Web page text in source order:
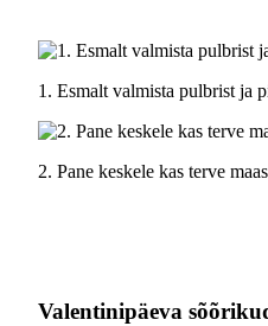
1. Esmalt valmista pulbrist ja
2. Pane keskele kas terve
Valentinipäeva